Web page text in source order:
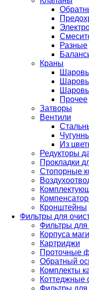
Разные
Краны
Прочее
Затворы
Вентили
Из
Редукторы
Прокладки
Стопорные
Кронштейны
Фильтры для
Фильтры для
Корпуса
Картриджи
Проточные
Обратный
Комплекты
Коттеджные